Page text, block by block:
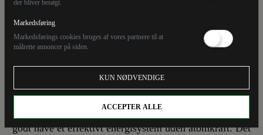
der bliver besøgt.
Markedsføring
Markedsførings cookies bruges af vores partnere til at
målrette annoncer på siden.
KUN NØDVENDIGE
ACCEPTER ALLE
Energipolitik uden tøj på
Ingen vil bygge havvindmøller. Planen er død. Man kan
godt have et effektivt energisystem uden atomkraft. Det